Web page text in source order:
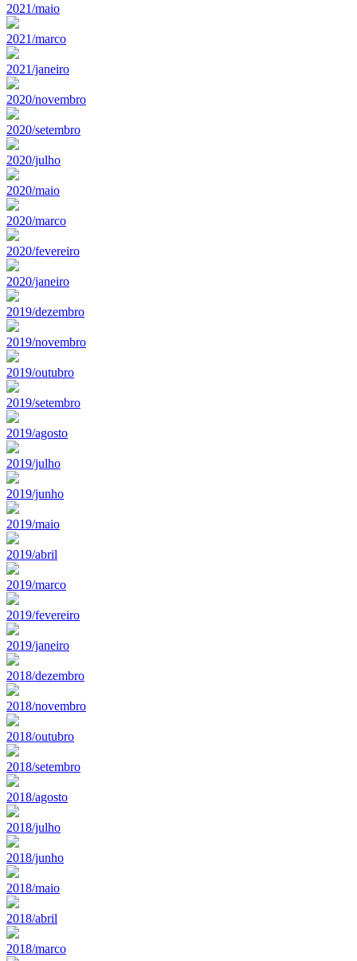
2021/maio
2021/marco
2021/janeiro
2020/novembro
2020/setembro
2020/julho
2020/maio
2020/marco
2020/fevereiro
2020/janeiro
2019/dezembro
2019/novembro
2019/outubro
2019/setembro
2019/agosto
2019/julho
2019/junho
2019/maio
2019/abril
2019/marco
2019/fevereiro
2019/janeiro
2018/dezembro
2018/novembro
2018/outubro
2018/setembro
2018/agosto
2018/julho
2018/junho
2018/maio
2018/abril
2018/marco